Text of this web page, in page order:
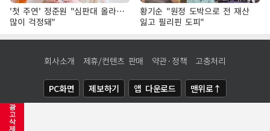
광
고
삭
제
'첫 주연' 정준원 "심판대 올라…
많이 걱정돼"
황기순 "원정 도박으로 전 재산
잃고 필리핀 도피"
회사소개 제휴/컨텐츠 판매 약관·정책 고충처리
PC화면 제보하기 앱 다운로드 맨위로↑